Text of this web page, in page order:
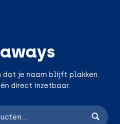
dat je naam blijft plakken.
direct inzetbaar.